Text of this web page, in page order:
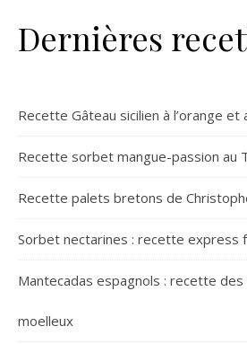
Dernières
Recette Gâteau sicilien à l’orange et
Recette sorbet mangue-passion au
Recette palets bretons de
Sorbet nectarines : recette express
Mantecadas espagnols : recette
moelleux